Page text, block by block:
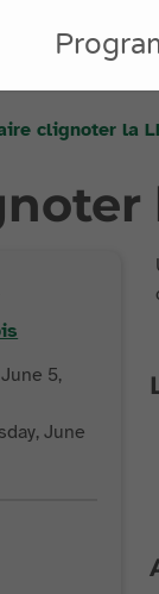
clignoter la
5,
June